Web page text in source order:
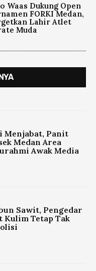
Waas Dukung Open
FORKI Medan,
Lahir Atlet
Muda
Menjabat, Panit
Medan Area
Awak Media
Sawit, Pengedar
Kulim Tetap Tak